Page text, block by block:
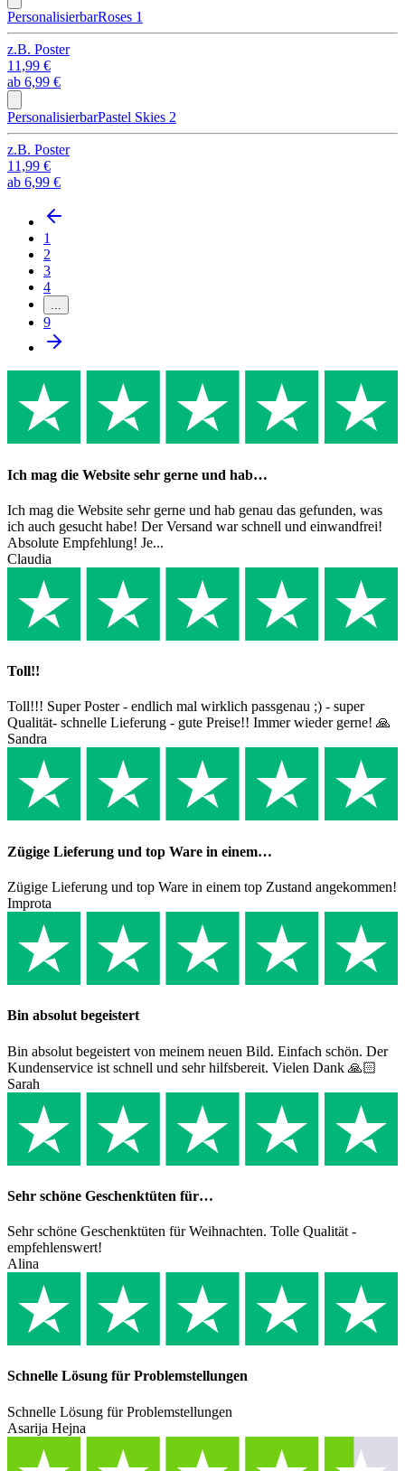
PersonalisierbarRoses 1
z.B. Poster
11,99 €
ab 6,99 €
PersonalisierbarPastel Skies 2
z.B. Poster
11,99 €
ab 6,99 €
1
2
3
4
...
9
Ich mag die Website sehr gerne und hab…
Ich mag die Website sehr gerne und hab genau das gefunden, was
ich auch gesucht habe! Der Versand war schnell und einwandfrei!
Absolute Empfehlung! Je...
Claudia
Toll!!
Toll!!! Super Poster - endlich mal wirklich passgenau ;) - super
Qualität- schnelle Lieferung - gute Preise!! Immer wieder gerne! 🙏
Sandra
Zügige Lieferung und top Ware in einem…
Zügige Lieferung und top Ware in einem top Zustand angekommen!
Improta
Bin absolut begeistert
Bin absolut begeistert von meinem neuen Bild. Einfach schön. Der
Kundenservice ist schnell und sehr hilfsbereit. Vielen Dank 🙏🏻
Sarah
Sehr schöne Geschenktüten für…
Sehr schöne Geschenktüten für Weihnachten. Tolle Qualität -
empfehlenswert!
Alina
Schnelle Lösung für Problemstellungen
Schnelle Lösung für Problemstellungen
Asarija Hejna